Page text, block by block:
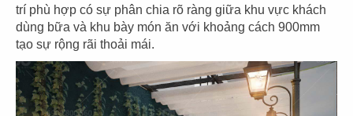
trí phù hợp có sự phân chia rõ ràng giữa khu vực khách
dùng bữa và khu bày món ăn với khoảng cách 900mm
tạo sự rộng rãi thoải mái.
85